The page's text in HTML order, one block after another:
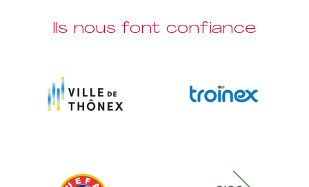
Ils nous font confiance